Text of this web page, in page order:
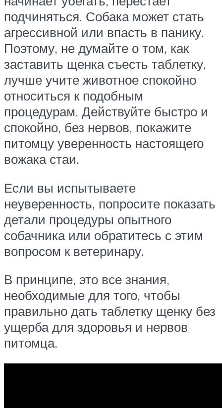
подчиняться. Собака может стать
агрессивной или впасть в панику.
Поэтому, не думайте о том, как
заставить щенка съесть таблетку,
лучше учите животное спокойно
относиться к подобным
процедурам. Действуйте быстро и
спокойно, без нервов, покажите
питомцу уверенность настоящего
вожака стаи.
Если вы испытываете
неуверенность, попросите показать
детали процедуры опытного
собачника или обратитесь с этим
вопросом к ветеринару.
В принципе, это все знания,
необходимые для того, чтобы
правильно дать таблетку щенку без
ущерба для здоровья и нервов
питомца.